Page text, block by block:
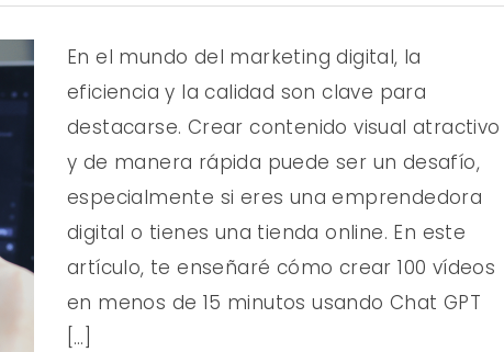
En el mundo del marketing digital, la
eficiencia y la calidad son clave para
destacarse. Crear contenido visual atractivo
y de manera rápida puede ser un desafío,
especialmente si eres una emprendedora
digital o tienes una tienda online. En este
artículo, te enseñaré cómo crear 100 vídeos
en menos de 15 minutos usando Chat GPT
[…]